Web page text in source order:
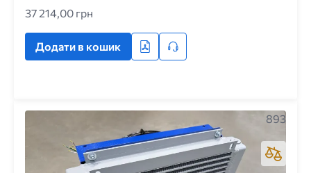
37 214,00 грн
Додати в кошик
893